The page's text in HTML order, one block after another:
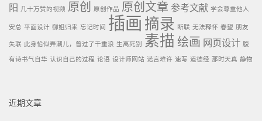
阳
几十万赞的视频 原创 原创作品 原创文章 参考文献 学会尊重他人
安总 平面设计 御姐归来 忘记时间 插画 摘录 断联 无法释怀 春望 朋友
失联 此身恰似弄潮儿，曾过了千重浪 生离死别 素描 绘画 网页设计 腹
有诗书气自华 认识自己的过程 论语 设计师网站 诺言难许 速写 道德经 那时天真 静物
近期文章